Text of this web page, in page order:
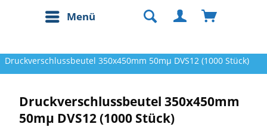
Menü
Druckverschlussbeutel 350x450mm 50mµ DVS12 (1000 Stück)
Druckverschlussbeutel 350x450mm
50mµ DVS12 (1000 Stück)